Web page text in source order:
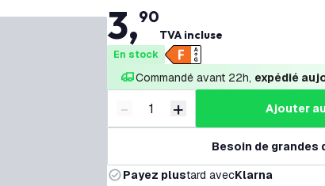
3,90
TVA incluse
En stock
Commandé avant 22h, expédié
Diminuer la quantité
- Augmenter la quantité
+ ajouter
Besoin de grandes
Payez plustard avecKlarna